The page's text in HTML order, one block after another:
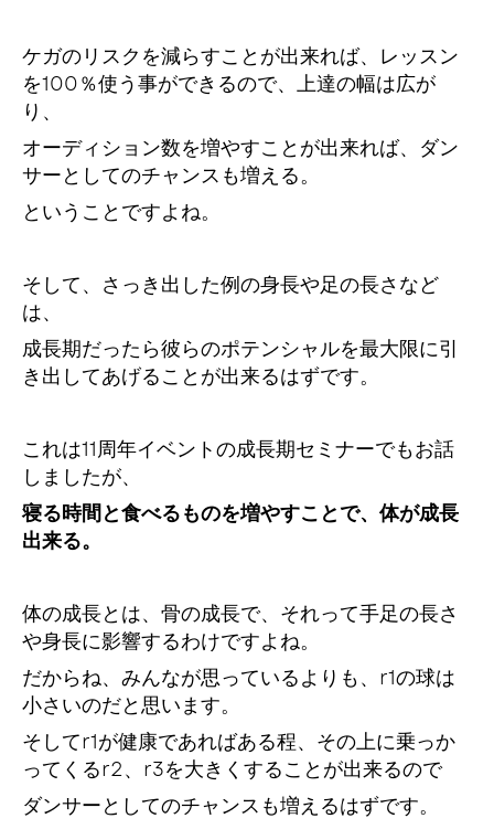
ケガのリスクを減らすことが出来れば、レッスン
を100％使う事ができるので、上達の幅は広が
り、
オーディション数を増やすことが出来れば、ダン
サーとしてのチャンスも増える。
ということですよね。
そして、さっき出した例の身長や足の長さなど
は、
成長期だったら彼らのポテンシャルを最大限に引
き出してあげることが出来るはずです。
これは11周年イベントの成長期セミナーでもお話
しましたが、
寝る時間と食べるものを増やすことで、体が成長
出来る。
体の成長とは、骨の成長で、それって手足の長さ
や身長に影響するわけですよね。
だからね、みんなが思っているよりも、r1の球は
小さいのだと思います。
そしてr1が健康であればある程、その上に乗っか
ってくるr2、r3を大きくすることが出来るので
ダンサーとしてのチャンスも増えるはずです。